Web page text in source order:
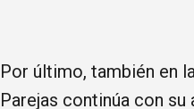
Por último, también en
Parejas continúa con su